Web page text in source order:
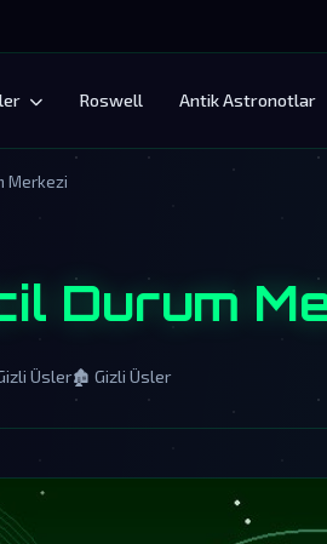
Roswell Antik Astronotlar
Merkezi
Durum
Üsler🏚️ Gizli Üsler